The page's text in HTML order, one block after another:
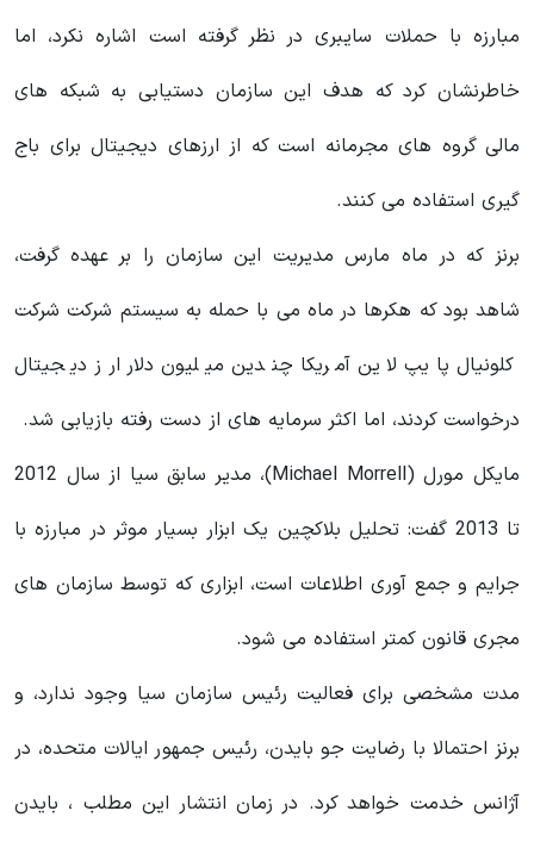
مبارزه با حملات سایبری در نظر گرفته است اشاره نکرد، اما
خاطرنشان کرد که هدف این سازمان دستیابی به شبکه های
مالی گروه های مجرمانه است که از ارزهای دیجیتال برای باج
گیری استفاده می کنند.
برنز که در ماه مارس مدیریت این سازمان را بر عهده گرفت،
شاهد بود که هکرها در ماه می با حمله به سیستم شرکت شرکت
کلونیال پایپ لاین آمریکا چندین میلیون‌ دلار ارز دیجیتال
درخواست کردند، اما اکثر سرمایه‌ های از دست رفته بازیابی شد.
مایکل مورل (Michael Morrell)، مدیر سابق سیا از سال 2012
تا 2013 گفت: تحلیل بلاکچین یک ابزار بسیار موثر در مبارزه با
جرایم و جمع‌ آوری اطلاعات است، ابزاری که توسط سازمان‌ های
مجری قانون کمتر استفاده می‌ شود.
مدت مشخصی برای فعالیت رئیس سازمان سیا وجود ندارد، و
برنز احتمالا با رضایت جو بایدن، رئیس جمهور ایالات متحده، در
آژانس خدمت خواهد کرد. در زمان انتشار این مطلب ، بایدن